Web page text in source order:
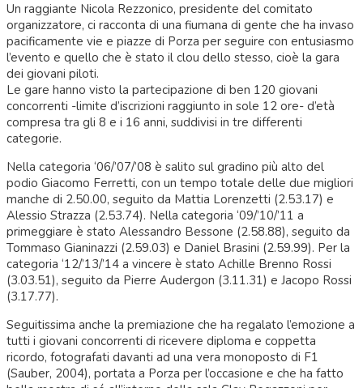
Un raggiante Nicola Rezzonico, presidente del comitato
organizzatore, ci racconta di una fiumana di gente che ha invaso
pacificamente vie e piazze di Porza per seguire con entusiasmo
l’evento e quello che è stato il clou dello stesso, cioè la gara
dei giovani piloti.
Le gare hanno visto la partecipazione di ben 120 giovani
concorrenti -limite d’iscrizioni raggiunto in sole 12 ore- d’età
compresa tra gli 8 e i 16 anni, suddivisi in tre differenti
categorie.
Nella categoria ‘06/’07/’08 è salito sul gradino più alto del
podio Giacomo Ferretti, con un tempo totale delle due migliori
manche di 2.50.00, seguito da Mattia Lorenzetti (2.53.17) e
Alessio Strazza (2.53.74). Nella categoria ‘09/’10/’11 a
primeggiare è stato Alessandro Bessone (2.58.88), seguito da
Tommaso Gianinazzi (2.59.03) e Daniel Brasini (2.59.99). Per la
categoria ‘12/’13/’14 a vincere è stato Achille Brenno Rossi
(3.03.51), seguito da Pierre Audergon (3.11.31) e Jacopo Rossi
(3.17.77).
Seguitissima anche la premiazione che ha regalato l’emozione a
tutti i giovani concorrenti di ricevere diploma e coppetta
ricordo, fotografati davanti ad una vera monoposto di F1
(Sauber, 2004), portata a Porza per l’occasione e che ha fatto